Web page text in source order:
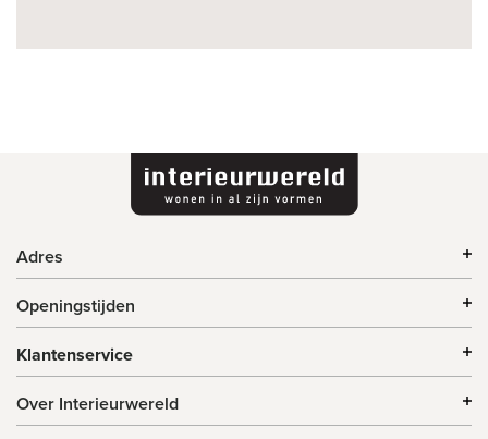
Adres
Openingstijden
Klantenservice
Over Interieurwereld